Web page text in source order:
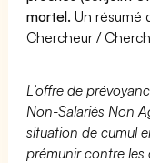
mortel. Un résumé
Chercheur /
L’offre de
Non-Salariés Non
situation de cumul
prémunir contre les